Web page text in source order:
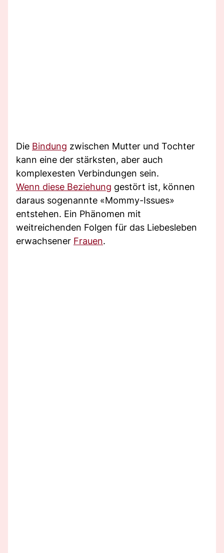
Die Bindung zwischen Mutter und Tochter
kann eine der stärksten, aber auch
komplexesten Verbindungen sein.
Wenn diese Beziehung gestört ist, können
daraus sogenannte «Mommy-Issues»
entstehen. Ein Phänomen mit
weitreichenden Folgen für das Liebesleben
erwachsener Frauen.